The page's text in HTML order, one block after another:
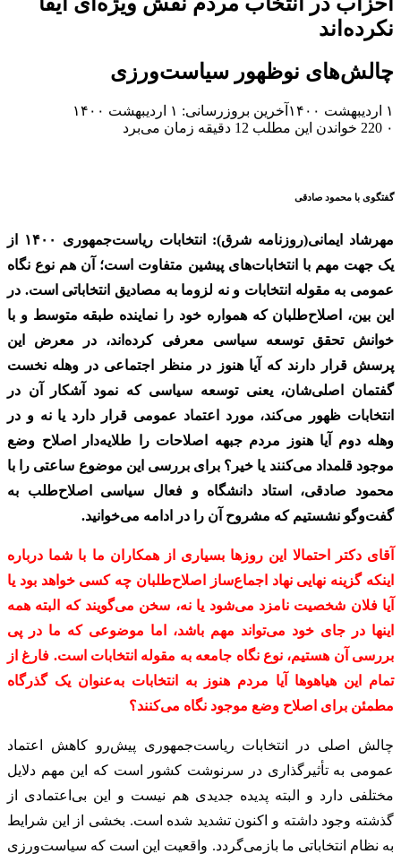
نکرده‌اند
چالش‌های نوظهور سیاست‌ورزی
۱ اردیبهشت ۱۴۰۰
آخرین بروزرسانی: ۱ اردیبهشت ۱۴۰۰
۰
خواندن این مطلب 12 دقیقه زمان می‌برد
گفتگوی با محمود صادقی
مهرشاد ایمانی(روزنامه شرق): انتخابات ریاست‌جمهوری ۱۴۰۰ از
یک جهت مهم با انتخابات‌های پیشین متفاوت است؛ آن هم نوع نگاه
عمومی به مقوله انتخابات و نه لزوما به مصادیق انتخاباتی است. در
این بین، اصلاح‌طلبان که همواره خود را نماینده طبقه متوسط و با
خوانش تحقق توسعه سیاسی معرفی کرده‌اند، در معرض این
پرسش قرار دارند که آیا هنوز در منظر اجتماعی در وهله نخست
گفتمان اصلی‌‌شان، یعنی توسعه سیاسی که نمود آشکار آن در
انتخابات ظهور می‌کند، مورد اعتماد عمومی قرار دارد یا نه و در
وهله دوم آیا هنوز مردم جبهه اصلاحات را طلایه‌دار اصلاح وضع
موجود قلمداد می‌کنند یا خیر؟ برای بررسی این موضوع ساعتی را با
محمود صادقی، استاد دانشگاه و فعال سیاسی اصلاح‌طلب به
گفت‌وگو نشستیم که مشروح آن را در ادامه می‌خوانید.
آقای دکتر احتمالا این روزها بسیاری از همکاران ما با شما درباره
اینکه گزینه نهایی نهاد اجماع‌ساز اصلاح‌طلبان چه کسی خواهد بود یا
آیا فلان شخصیت نامزد می‌شود یا نه، سخن می‌گویند که البته همه
اینها در جای خود می‌تواند مهم باشد، اما موضوعی که ما در پی
بررسی آن هستیم، نوع نگاه جامعه به مقوله انتخابات است. فارغ از
تمام این هیاهوها آیا مردم هنوز به انتخابات به‌عنوان یک گذرگاه
مطمئن برای اصلاح وضع موجود نگاه می‌کنند؟
چالش اصلی در انتخابات ریاست‌جمهوری پیش‌رو کاهش اعتماد
عمومی به تأثیرگذاری در سرنوشت کشور است که این مهم دلایل
مختلفی دارد و البته پدیده‌ جدیدی هم نیست و این بی‌اعتمادی از
گذشته وجود داشته و اکنون تشدید شده است. بخشی از این شرایط
به نظام انتخاباتی ما بازمی‌گردد. واقعیت این است که سیاست‌ورزی